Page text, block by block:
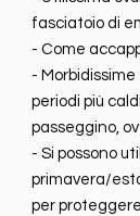
fasciatoio di
- Come
-
periodi più
passeggino,
- Si possono
primavera/
per proteggere